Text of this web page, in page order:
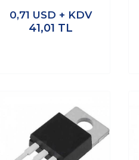
Kartı - Step Up
0,71 USD + KDV
41,01 TL